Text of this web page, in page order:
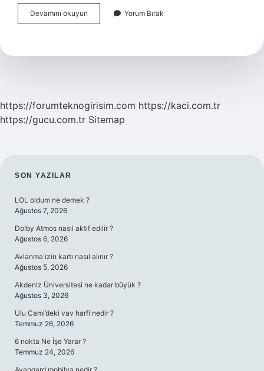
Devamını okuyun
Çok
Ülkede
Yorum Bırak
https://forumteknogirisim.com https://kaci.com.tr
https://gucu.com.tr Sitemap
SIDEBAR
SON YAZILAR
LOL oldum ne demek ?
Ağustos 7, 2026
Dolby Atmos nasıl aktif edilir ?
Ağustos 6, 2026
Avlanma izin kartı nasıl alınır ?
Ağustos 5, 2026
Akdeniz Üniversitesi ne kadar büyük ?
Ağustos 3, 2026
Ulu Cami’deki vav harfi nedir ?
Temmuz 26, 2026
6 nokta Ne İşe Yarar ?
Temmuz 24, 2026